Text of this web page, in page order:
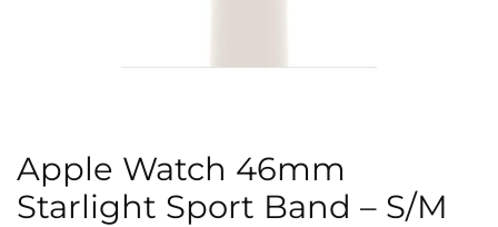
Apple Watch 46mm
Starlight Sport Band – S/M